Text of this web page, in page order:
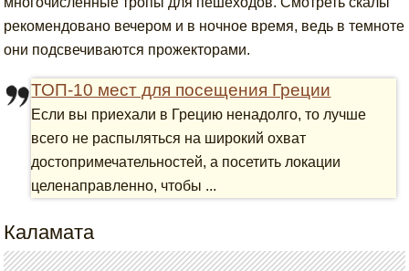
рекомендовано вечером и в ночное время, ведь в темноте
они подсвечиваются прожекторами.
ТОП-10 мест для посещения Греции
Если вы приехали в Грецию ненадолго, то лучше
всего не распыляться на широкий охват
достопримечательностей, а посетить локации
целенаправленно, чтобы ...
Каламата